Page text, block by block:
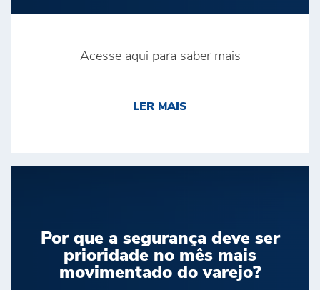
Acesse aqui para saber mais
LER MAIS
Por que a segurança deve ser
prioridade no mês mais
movimentado do varejo?